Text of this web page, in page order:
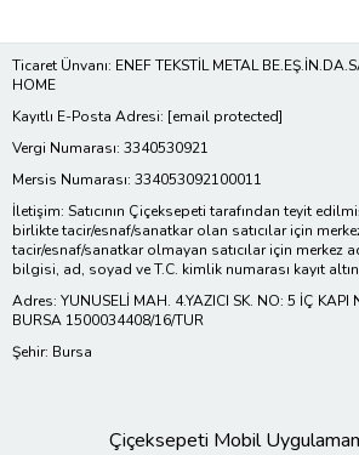
Ticaret Ünvanı: ENEF TEKSTİL METAL
HOME
Kayıtlı E-Posta Adresi: [email protected]
Vergi Numarası: 3340530921
Mersis Numarası: 334053092100011
İletişim: Satıcının Çiçeksepeti tarafından teyit
birlikte tacir/esnaf/sanatkar olan satıcılar için
tacir/esnaf/sanatkar olmayan satıcılar için merkez
bilgisi, ad, soyad ve T.C. kimlik numarası kayıt
Adres: YUNUSELİ MAH. 4.YAZICI SK. NO: 5 İÇ KAPI
BURSA 1500034408/16/TUR
Şehir: Bursa
Çiçeksepeti Mobil